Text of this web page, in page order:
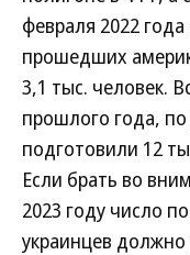
февраля 2022
прошедших
3,1 тыс. человек.
прошлого года,
подготовили 12
Если брать во
2023 году число
украинцев